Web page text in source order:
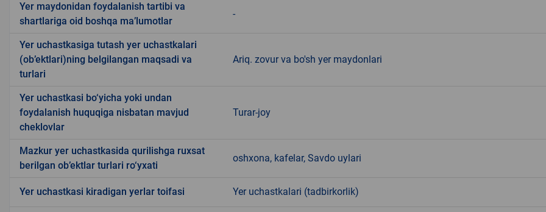
Yer maydonidan foydalanish tartibi va
shartlariga oid boshqa ma’lumotlar
-
Yer uchastkasiga tutash yer uchastkalari
(ob’ektlari)ning belgilangan maqsadi va
turlari
Ariq. zovur va bo'sh yer maydonlari
Yer uchastkasi bo‘yicha yoki undan
foydalanish huquqiga nisbatan mavjud
cheklovlar
Turar-joy
Mazkur yer uchastkasida qurilishga ruxsat
berilgan ob’ektlar turlari ro‘yxati
oshxona, kafelar, Savdo uylari
Yer uchastkasi kiradigan yerlar toifasi Yer uchastkalari (tadbirkorlik)